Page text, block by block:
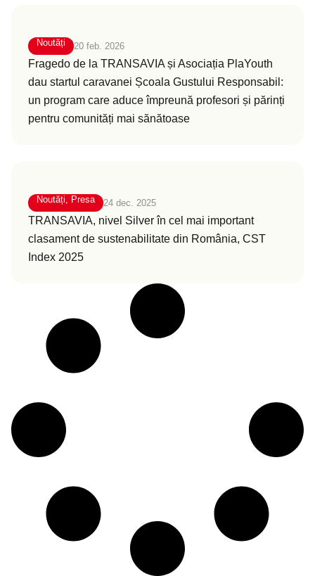
Noutăți 20 feb. 2026
Fragedo de la TRANSAVIA și Asociația PlaYouth
dau startul caravanei Școala Gustului Responsabil:
un program care aduce împreună profesori și părinți
pentru comunități mai sănătoase
Noutăți, Presa 24 dec. 2025
TRANSAVIA, nivel Silver în cel mai important
clasament de sustenabilitate din România, CST
Index 2025